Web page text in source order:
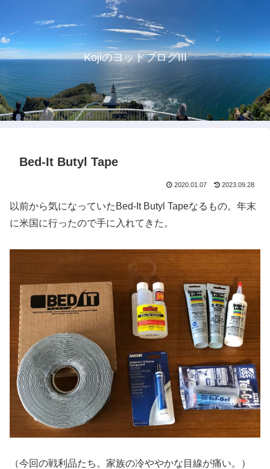
KojiのヨットブログIII
Bed-It Butyl Tape
2020.01.07 2023.09.28
以前から気になっていたBed-It Butyl Tapeなるもの。年末
に米国に行ったので手に入れてきた。
（今回の戦利品たち。家族の冷ややかな目線が痛い。）